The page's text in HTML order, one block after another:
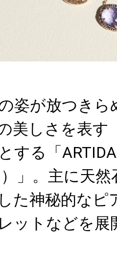
姿が放つきら
美しさを表す
する「
」。主に天
た神秘的なピ
ットなどを